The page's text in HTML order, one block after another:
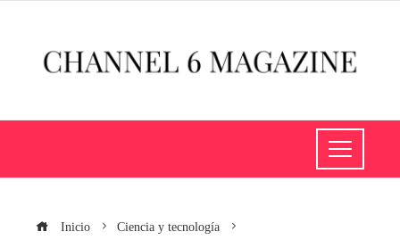
Inicio
Ciencia y tecnología